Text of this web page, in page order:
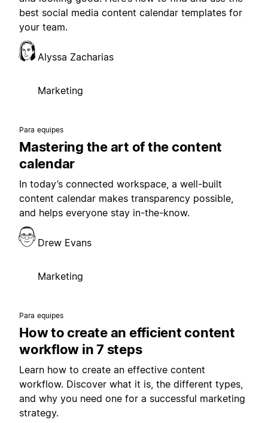
best social media content calendar templates for
your team.
Alyssa Zacharias
Marketing
Para equipes
Mastering the art of the content
calendar
In today’s connected workspace, a well-built
content calendar makes transparency possible,
and helps everyone stay in-the-know.
Drew Evans
Marketing
Para equipes
How to create an efficient content
workflow in 7 steps
Learn how to create an effective content
workflow. Discover what it is, the different types,
and why you need one for a successful marketing
strategy.